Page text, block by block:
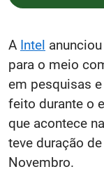
A Intel
para o meio
em pesquisas
feito durante o
que acontece
teve duração
Novembro.